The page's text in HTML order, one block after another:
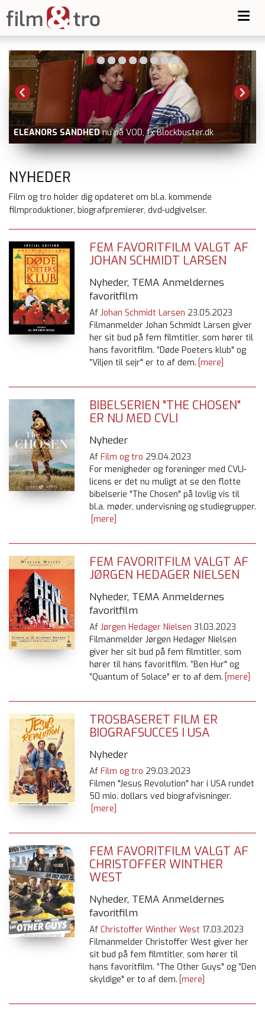
BLUE MOON nu på Viaplay
NYHEDER
Film og tro holder dig opdateret om bl.a. kommende
filmproduktioner, biografpremierer, dvd-udgivelser.
FEM FAVORITFILM VALGT AF
JOHAN SCHMIDT LARSEN
Nyheder, TEMA Anmeldernes
favoritfilm
Af Johan Schmidt Larsen 23.05.2023
Filmanmelder Johan Schmidt Larsen giver
her sit bud på fem filmtitler, som hører til
hans favoritfilm. ”Døde Poeters klub" og
”Viljen til sejr" er to af dem. [mere]
BIBELSERIEN "THE CHOSEN"
ER NU MED CVLI
Nyheder
Af Film og tro 29.04.2023
For menigheder og foreninger med CVLI-
licens er det nu muligt at se den flotte
bibelserie "The Chosen" på lovlig vis til
bl.a. møder, undervisning og studiegrupper.
[mere]
FEM FAVORITFILM VALGT AF
JØRGEN HEDAGER NIELSEN
Nyheder, TEMA Anmeldernes
favoritfilm
Af Jørgen Hedager Nielsen 31.03.2023
Filmanmelder Jørgen Hedager Nielsen
giver her sit bud på fem filmtitler, som
hører til hans favoritfilm. ”Ben Hur" og
”Quantum of Solace" er to af dem. [mere]
TROSBASERET FILM ER
BIOGRAFSUCCES I USA
Nyheder
Af Film og tro 29.03.2023
Filmen "Jesus Revolution" har i USA rundet
50 mio. dollars ved biografvisninger.
[mere]
FEM FAVORITFILM VALGT AF
CHRISTOFFER WINTHER
WEST
Nyheder, TEMA Anmeldernes
favoritfilm
Af Christoffer Winther West 17.03.2023
Filmanmelder Christoffer West giver her
sit bud på fem filmtitler, som hører til
hans favoritfilm. ”The Other Guys" og ”Den
skyldige" er to af dem. [mere]